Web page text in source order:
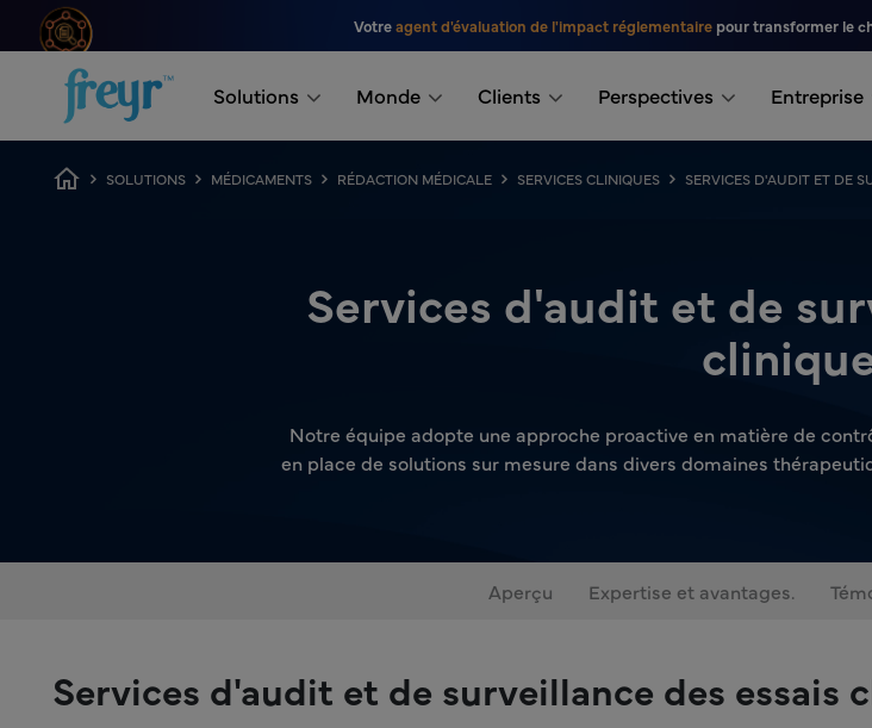
Passer au contenu principal Votreagent d'évaluation de l'impact réglementairepour transformer le
Solutions Monde Clients Perspectives Entreprise
Fil d'Ariane
SOLUTIONS MÉDICAMENTS RÉDACTION MÉDICALE SERVICES CLINIQUES SERVICES D'AUDIT ET DE
Services d'audit et de
Notre équipe adopte une approche proactive en matière de
en place de solutions sur mesure dans divers domaines
Aperçu Expertise et avantages.
Services d'audit et de surveillance des essais